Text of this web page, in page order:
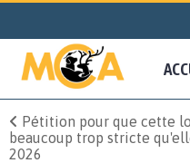
Pétition pour que cette
beaucoup trop stricte
2026